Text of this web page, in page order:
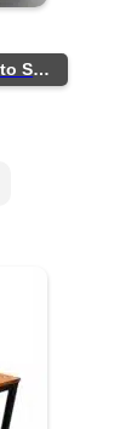
Escritorio Con Estantes Y Compartimento Seguro